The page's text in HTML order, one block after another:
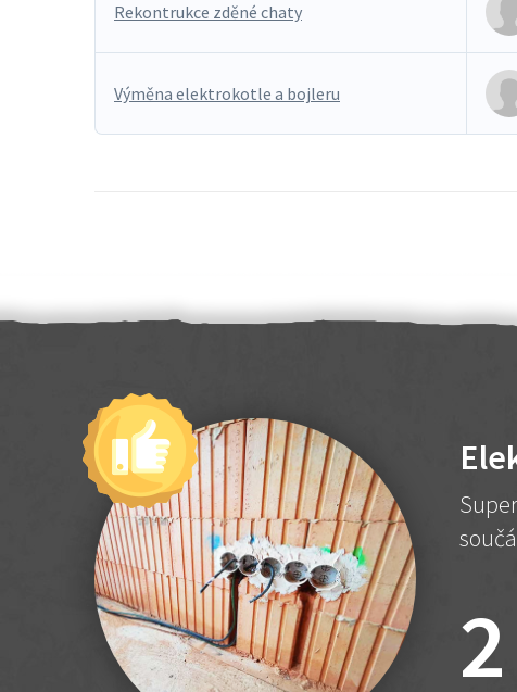
Rekontrukce zděné chaty
Výměna elektrokotle a bojleru